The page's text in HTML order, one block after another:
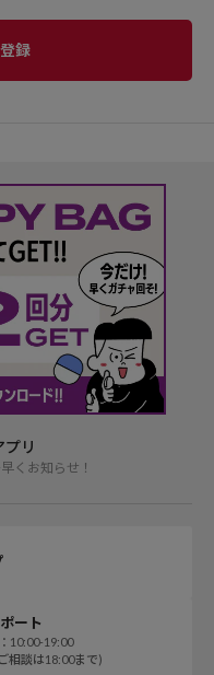
録
リ
くお知らせ！
ート
10:00-19:00
相談は18:00まで)